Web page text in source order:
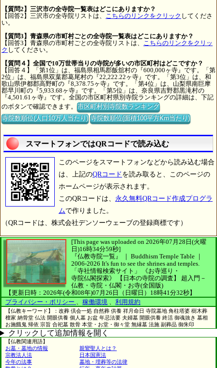
【質問2】三沢市の全寺院一覧表はどこにありますか？
【回答2】三沢市の全寺院リストは、 こちらのリンクをクリック してくださ
い。
【質問3】青森県の市町村ごとの全寺院一覧表はどこにありますか？
【回答3】青森県の市町村ごとの全寺院リストは、 こちらのリンクをクリッ
ク してください。
【質問４】全国で10万世帯当りの寺院が多いの市区町村はどこですか？
【回答４】「第1位」は、福島県相馬郡飯舘村の『600,000ヶ寺』です。「第
2位」は、福島県双葉郡葛尾村の『22,222.22ヶ寺』です。「第3位」は、和
歌山県伊都郡高野町の『8,378.75ヶ寺』です。「第4位」は、山梨県南巨摩
郡早川町の『5,933.68ヶ寺』です。「第5位」は、奈良県吉野郡黒滝村の
『4,501.61ヶ寺』です。全国の市区町村県別寺院ランキングの詳細は、下記
のボタンで確認できます。市区町村別寺院数ランキング
寺院数順位(人口10万人当たり) 寺院数順位(面積100平方Km当たり)
スマートフォンではQRコードで読み込む
このページをスマートフォンなどから読み込む場合
は、上記のQRコード を読み取ると、このページの
ホームページが表示されます。
このQRコードは、 永久無料QRコード作成プログラ
ムで作りました。
（QRコードは、株式会社デンソーウェーブの登録商標です）
[This page was uploaded on 2026年07月28日(火曜
日)16時34分59秒]
『仏教寺院一覧』 ｜ Buddhism Temple Table ｜
2006-2026 It's fun to see the shrines and temples.
「寺社情報検索サイト」
《お寺巡り・
寺院仏閣探索》
【日本の寺院の調査】
超入門－
仏教・寺院・仏閣・お寺(全国版)
【更新日時：2026年(令和08年)07月26日（日曜日）18時41分32秒】
プライバシー・ポリシー 、 稼働環境 、 利用規約
【仏教キーワード】：改葬 倶会一処 自然葬 供養 祥月命日 寺院墓地 角柱塔婆 樹木葬
檀家 納骨堂 仏法 開眼供養 個人墓 お盆 年忌法要 夫婦墓 開眼供養 終活 御魂抜き 墓相
お施餓鬼 帰依 宗旨 合祀墓 散骨 本堂・お堂・御々堂 無縁墓 法施 副葬品 御朱印
クリックして追加情報を開く
【仏教関連用語】
お墓・墓地の情報
親鸞聖人とは？
宗教法人法
日本国憲法
今年の法事
墓地・埋葬等の法律